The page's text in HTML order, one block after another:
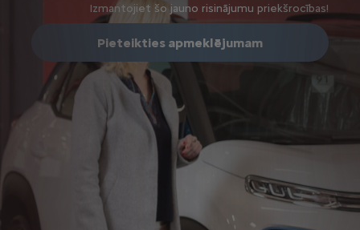
Izmantojiet šo jauno risinājumu priekšrocības!
Pieteikties apmeklējumam